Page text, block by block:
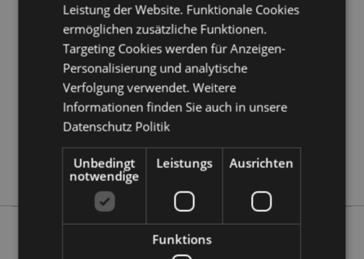
Produktattribute
Information
Höhe 55cm Breite 70cm Tiefe 70cm
5055071511394
0.413000
Keine
Keine
Keine
Leistung der Website. Funktionale Cookies
ermöglichen zusätzliche Funktionen.
Targeting Cookies werden für Anzeigen-
Personalisierung und analytische
Verfolgung verwendet. Weitere
Informationen finden Sie auch in unsere
Datenschutz Politik
Unbedingt
notwendige
Leistungs Ausrichten
Funktions